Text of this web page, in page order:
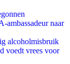
ambassadeur naar
alcoholmisbruik
voedt vrees voor